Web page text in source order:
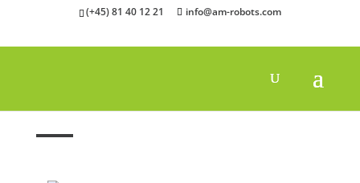
(+45) 81 40 12 21 info@am-robots.com